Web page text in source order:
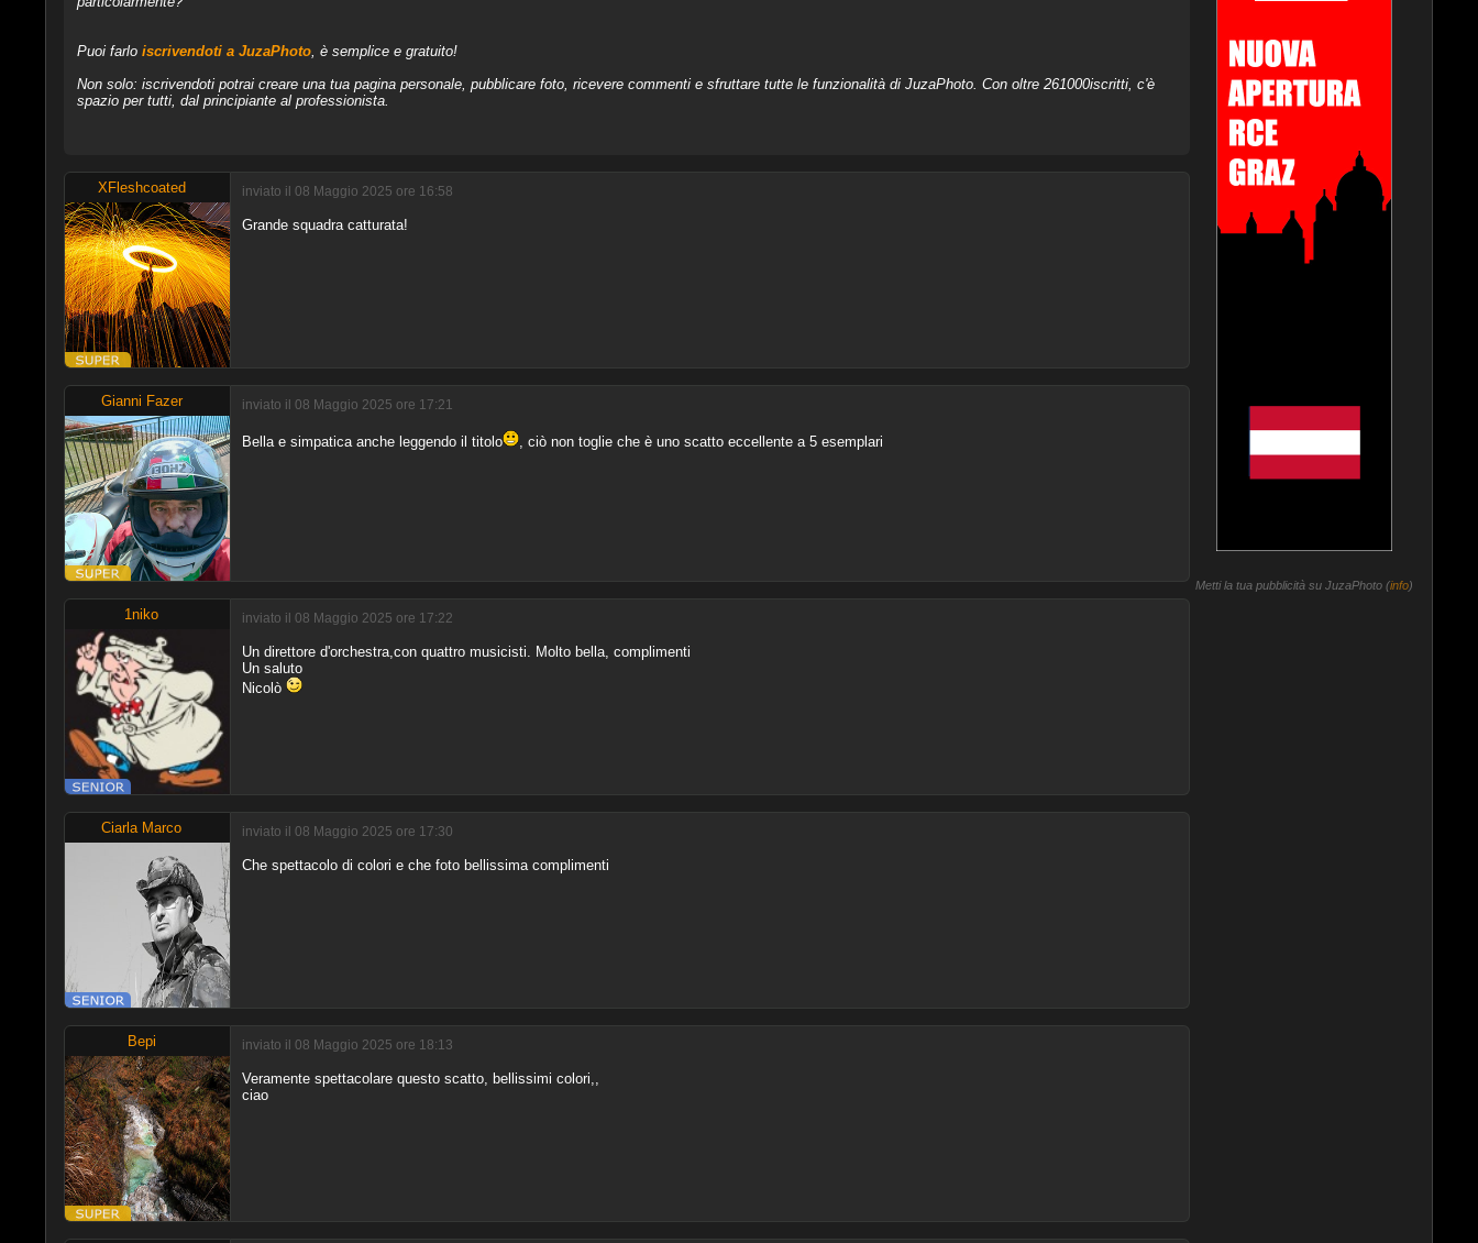
Puoi farlo iscrivendoti a JuzaPhoto, è semplice e gratuito!
Non solo: iscrivendoti potrai creare una tua pagina personale, pubblicare foto, ricevere commenti e sfruttare tutte le funzionalità di JuzaPhoto. Con oltre 261000iscritti, c'è
spazio per tutti, dal principiante al professionista.
XFleshcoated inviato il 08 Maggio 2025 ore 16:58
Grande squadra catturata!
Gianni Fazer inviato il 08 Maggio 2025 ore 17:21
Bella e simpatica anche leggendo il titolo , ciò non toglie che è uno scatto eccellente a 5 esemplari
1niko inviato il 08 Maggio 2025 ore 17:22
Un direttore d'orchestra,con quattro musicisti. Molto bella, complimenti
Un saluto
Nicolò
Ciarla Marco inviato il 08 Maggio 2025 ore 17:30
Che spettacolo di colori e che foto bellissima complimenti
Bepi inviato il 08 Maggio 2025 ore 18:13
Veramente spettacolare questo scatto, bellissimi colori,,
ciao
Metti la tua pubblicità su JuzaPhoto (info)